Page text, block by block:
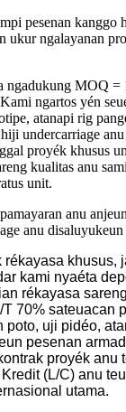
pesenan
ukur ngalayanan
ngadukung MOQ =
ngartos yén
atanapi rig
undercarriage
proyék khusus
kualitas anu
unit.
anu
anu
rékayasa khusus,
kami nyaéta
rékayasa
70% sateuacan
poto, uji pidéo,
pesenan
proyék anu
(L/C) anu
utama.